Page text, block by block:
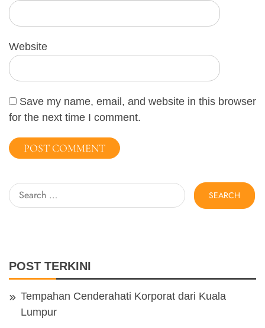
Website
Save my name, email, and website in this browser
for the next time I comment.
Search
for:
POST TERKINI
Tempahan Cenderahati Korporat dari Kuala
Lumpur